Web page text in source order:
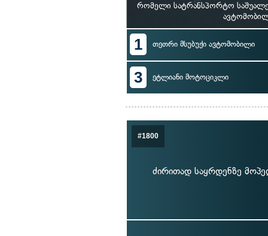
რომელი სატრანსპორტო
1 თეთრი მსუბუქი ავტომობილი
3 ეტლიანი მოტოციკლი
#1800
ძირითად საყრდენზე